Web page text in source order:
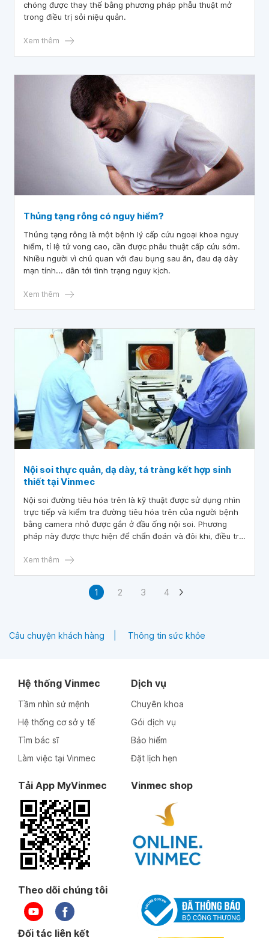
chóng được thay thế bằng phương pháp phẫu thuật mở
trong điều trị sỏi niệu quản.
Xem thêm
Thủng tạng rỗng có nguy hiểm?
Thủng tạng rỗng là một bệnh lý cấp cứu ngoại khoa nguy
hiểm, tỉ lệ tử vong cao, cần được phẫu thuật cấp cứu sớm.
Nhiều người vì chủ quan với đau bụng sau ăn, đau dạ dày
mạn tính... dẫn tới tình trạng nguy kịch.
Xem thêm
Nội soi thực quản, dạ dày, tá tràng kết hợp sinh
thiết tại Vinmec
Nội soi đường tiêu hóa trên là kỹ thuật được sử dụng nhìn
trực tiếp và kiểm tra đường tiêu hóa trên của người bệnh
bằng camera nhỏ được gắn ở đầu ống nội soi. Phương
pháp này được thực hiện để chẩn đoán và đôi khi, điều trị
đầu của ruột non (hay còn gọi là tá tràng).
Xem thêm
1 2 3 4
Câu chuyện khách hàng Thông tin sức khỏe
Hệ thống Vinmec
Tầm nhìn sứ mệnh
Hệ thống cơ sở y tế
Tìm bác sĩ
Làm việc tại Vinmec
Dịch vụ
Chuyên khoa
Gói dịch vụ
Bảo hiểm
Đặt lịch hẹn
Tải App MyVinmec Vinmec shop
Theo dõi chúng tôi
Đối tác liên kết